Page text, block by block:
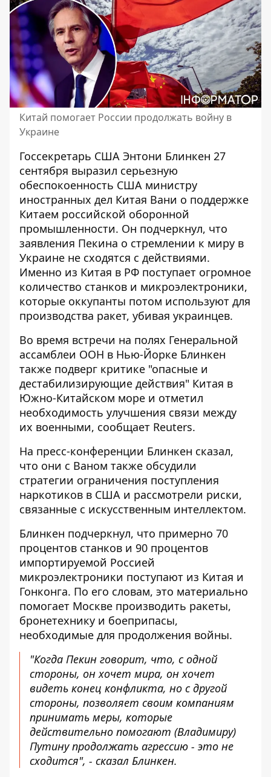
Китай помогает России продолжать войну в
Украине
Госсекретарь США Энтони Блинкен 27
сентября выразил серьезную
обеспокоенность США министру
иностранных дел Китая Вани о поддержке
Китаем российской оборонной
промышленности. Он подчеркнул, что
заявления Пекина о стремлении к миру в
Украине не сходятся с действиями.
Именно из Китая в РФ поступает огромное
количество станков и микроэлектроники,
которые оккупанты потом используют для
производства ракет, убивая украинцев.
Во время встречи на полях Генеральной
ассамблеи ООН в Нью-Йорке Блинкен
также подверг критике "опасные и
дестабилизирующие действия" Китая в
Южно-Китайском море и отметил
необходимость улучшения связи между
их военными, сообщает Reuters.
На пресс-конференции Блинкен сказал,
что они с Ваном также обсудили
стратегии ограничения поступления
наркотиков в США и рассмотрели риски,
связанные с искусственным интеллектом.
Блинкен подчеркнул, что примерно 70
процентов станков и 90 процентов
импортируемой Россией
микроэлектроники поступают из Китая и
Гонконга. По его словам, это материально
помогает Москве производить ракеты,
бронетехнику и боеприпасы,
необходимые для продолжения войны.
"Когда Пекин говорит, что, с одной
стороны, он хочет мира, он хочет
видеть конец конфликта, но с другой
стороны, позволяет своим компаниям
принимать меры, которые
действительно помогают (Владимиру)
Путину продолжать агрессию - это не
сходится", - сказал Блинкен.